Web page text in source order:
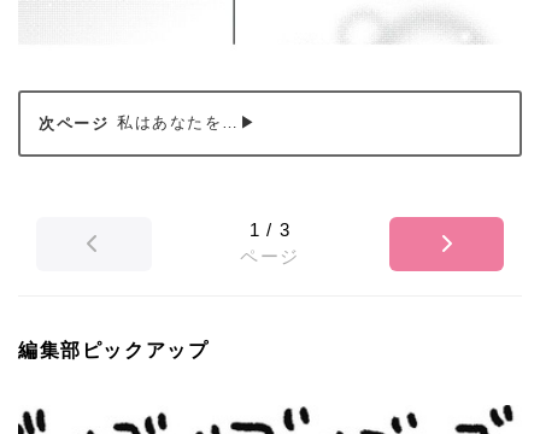
私はあなたを…▶
1 / 3
ページ
編集部ピックアップ